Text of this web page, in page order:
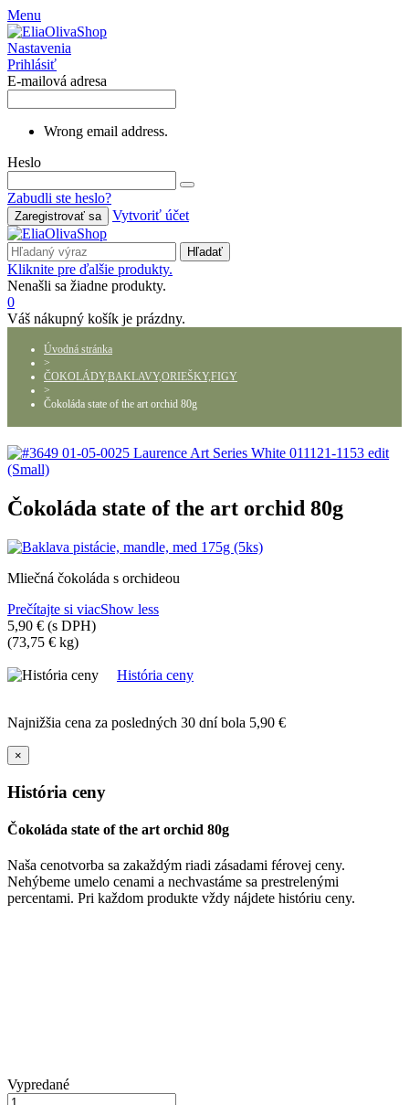
Menu
Nastavenia
Prihlásiť
E-mailová adresa
Wrong email address.
Heslo
Zabudli ste heslo?
Zaregistrovať sa Vytvoriť účet
Hľadať
Kliknite pre ďalšie produkty.
Nenašli sa žiadne produkty.
0
Váš nákupný košík je prázdny.
Úvodná stránka
>
ČOKOLÁDY,BAKLAVY,ORIEŠKY,FIGY
>
Čokoláda state of the art orchid 80g
Čokoláda state of the art orchid 80g
Mliečná čokoláda s orchideou
Prečítajte si viacShow less
5,90 € (s DPH)
(73,75 € kg)
História ceny
Najnižšia cena za posledných 30 dní bola 5,90 €
×
História ceny
Čokoláda state of the art orchid 80g
Naša cenotvorba sa zakaždým riadi zásadami férovej ceny.
Nehýbeme umelo cenami a nechvastáme sa prestrelenými
percentami. Pri každom produkte vždy nájdete históriu ceny.
Vypredané